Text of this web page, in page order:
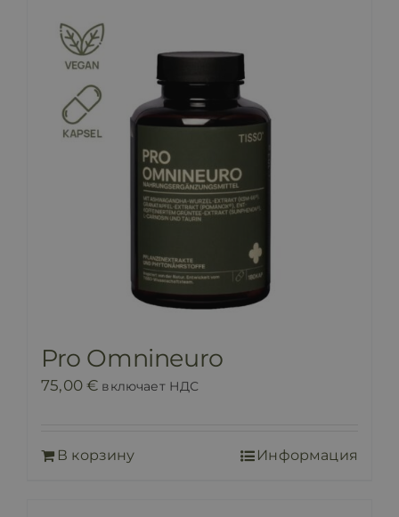
Pro Omnineuro
75,00€ включает НДС
В корзину Информация